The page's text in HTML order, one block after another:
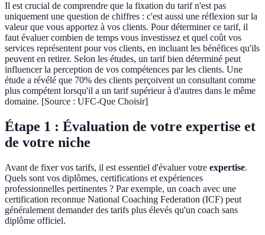
Il est crucial de comprendre que la fixation du tarif n'est pas
uniquement une question de chiffres : c'est aussi une réflexion sur la
valeur que vous apportez à vos clients. Pour déterminer ce tarif, il
faut évaluer combien de temps vous investissez et quel coût vos
services représentent pour vos clients, en incluant les bénéfices qu'ils
peuvent en retirer. Selon les études, un tarif bien déterminé peut
influencer la perception de vos compétences par les clients. Une
étude a révélé que 70% des clients perçoivent un consultant comme
plus compétent lorsqu'il a un tarif supérieur à d'autres dans le même
domaine. [Source : UFC-Que Choisir]
Étape 1 : Évaluation de votre expertise et
de votre niche
Avant de fixer vos tarifs, il est essentiel d'évaluer votre expertise.
Quels sont vos diplômes, certifications et expériences
professionnelles pertinentes ? Par exemple, un coach avec une
certification reconnue National Coaching Federation (ICF) peut
généralement demander des tarifs plus élevés qu'un coach sans
diplôme officiel.